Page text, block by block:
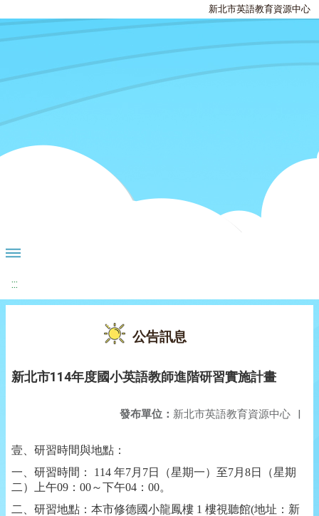
新北市英語教育資源中心
:::
公告訊息
新北市114年度國小英語教師進階研習實施計畫
發布單位： 新北市英語教育資源中心 |
壹、研習時間與地點：
一、研習時間：
114 年7月 7日（星期一）至7月 8日（星期
二）上午09 ： 00～下午04 ： 00。
二、研習地點：本市修德國小龍鳳樓 1 樓視聽館(地址：新